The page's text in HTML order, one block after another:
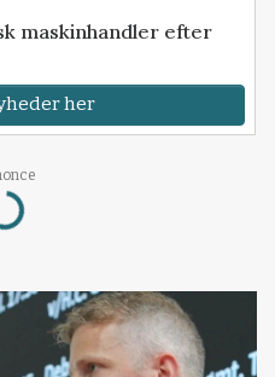
maskinhandler efter
her